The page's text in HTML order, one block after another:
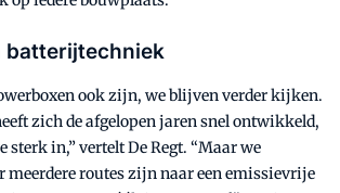
batterijtechniek
ook zijn, we blijven verder kijken.
zich de afgelopen jaren snel ontwikkeld,
sterk in,” vertelt De Regt. “Maar we
meerdere routes zijn naar een emissievrije